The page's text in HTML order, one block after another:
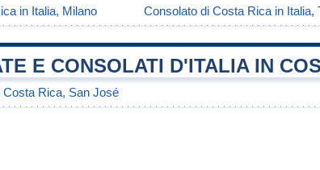
in Italia, Milano Consolato di Costa Rica in Italia,
E CONSOLATI D'ITALIA IN
Rica, San José